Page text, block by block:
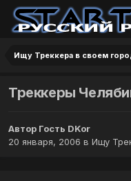
Ищу Треккера в своем
Треккеры
Автор Гость DKor
20 января, 2006 в Ищу